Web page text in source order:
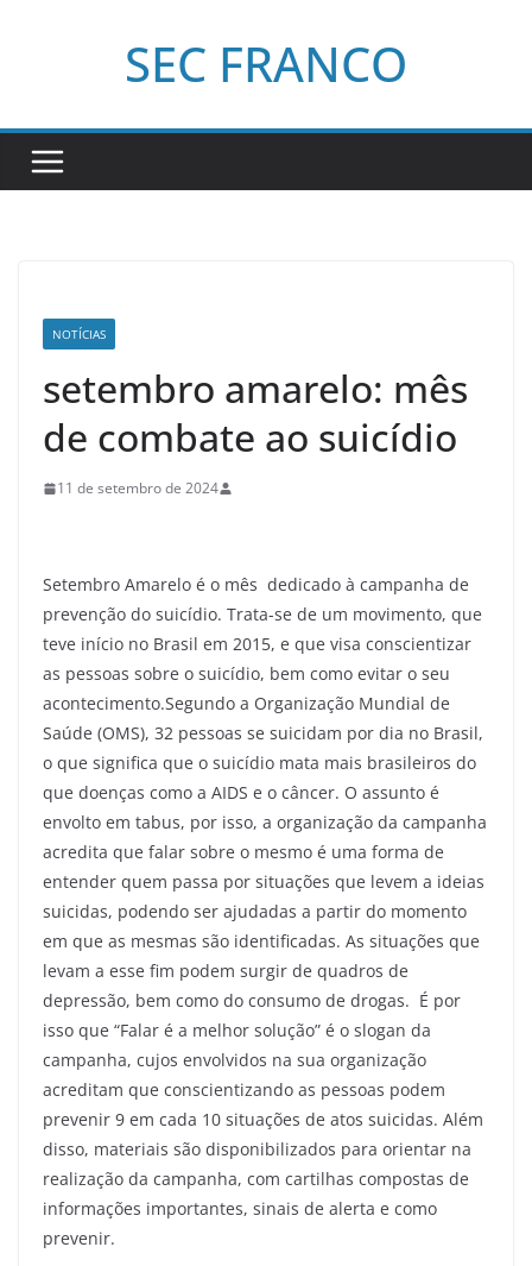
SEC FRANCO
NOTÍCIAS
setembro amarelo: mês
de combate ao suicídio
11 de setembro de 2024
Setembro Amarelo é o mês dedicado à campanha de
prevenção do suicídio. Trata-se de um movimento, que
teve início no Brasil em 2015, e que visa conscientizar
as pessoas sobre o suicídio, bem como evitar o seu
acontecimento.Segundo a Organização Mundial de
Saúde (OMS), 32 pessoas se suicidam por dia no Brasil,
o que significa que o suicídio mata mais brasileiros do
que doenças como a AIDS e o câncer. O assunto é
envolto em tabus, por isso, a organização da campanha
acredita que falar sobre o mesmo é uma forma de
entender quem passa por situações que levem a ideias
suicidas, podendo ser ajudadas a partir do momento
em que as mesmas são identificadas. As situações que
levam a esse fim podem surgir de quadros de
depressão, bem como do consumo de drogas. É por
isso que “Falar é a melhor solução” é o slogan da
campanha, cujos envolvidos na sua organização
acreditam que conscientizando as pessoas podem
prevenir 9 em cada 10 situações de atos suicidas. Além
disso, materiais são disponibilizados para orientar na
realização da campanha, com cartilhas compostas de
informações importantes, sinais de alerta e como
prevenir.